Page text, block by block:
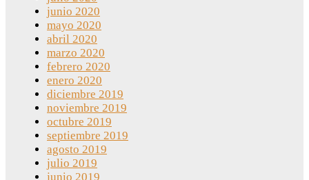
junio 2020
mayo 2020
abril 2020
marzo 2020
febrero 2020
enero 2020
diciembre 2019
noviembre 2019
octubre 2019
septiembre 2019
agosto 2019
julio 2019
junio 2019